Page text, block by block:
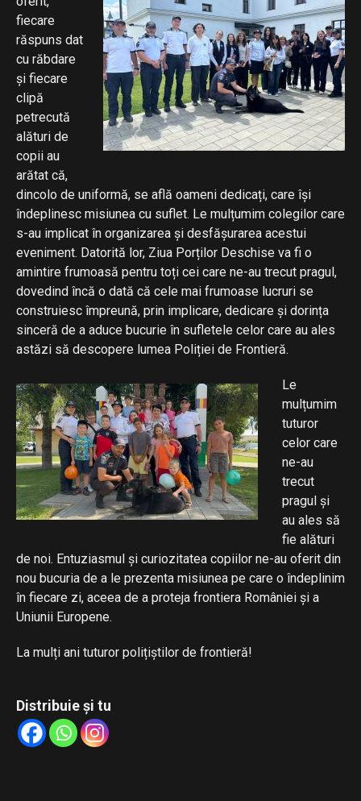
fiecare
răspuns dat
cu răbdare
și fiecare
clipă
petrecută
alături de
copii au
arătat că,
dincolo de uniformă, se află oameni dedicați, care își
îndeplinesc misiunea cu suflet. Le mulțumim colegilor care
s-au implicat în organizarea și desfășurarea acestui
eveniment. Datorită lor, Ziua Porților Deschise va fi o
amintire frumoasă pentru toți cei care ne-au trecut pragul,
dovedind încă o dată că cele mai frumoase lucruri se
construiesc împreună, prin implicare, dedicare și dorința
sinceră de a aduce bucurie în sufletele celor care au ales
astăzi să descopere lumea Poliției de Frontieră.
Le
mulțumim
tuturor
celor care
ne-au
trecut
pragul și
au ales să
fie alături
de noi. Entuziasmul și curiozitatea copiilor ne-au oferit din
nou bucuria de a le prezenta misiunea pe care o îndeplinim
în fiecare zi, aceea de a proteja frontiera României și a
Uniunii Europene.
La mulți ani tuturor polițiștilor de frontieră!
Distribuie și tu